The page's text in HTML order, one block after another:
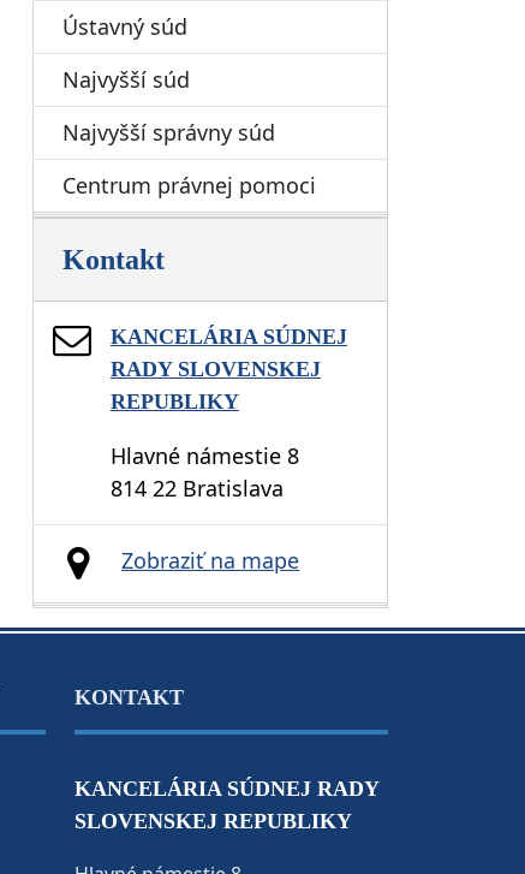
Ústavný súd
Najvyšší súd
Najvyšší správny súd
Centrum právnej pomoci
Kontakt
KANCELÁRIA SÚDNEJ
RADY SLOVENSKEJ
REPUBLIKY
Hlavné námestie 8
814 22 Bratislava
Zobraziť na mape
KONTAKT
KANCELÁRIA SÚDNEJ RADY
SLOVENSKEJ REPUBLIKY